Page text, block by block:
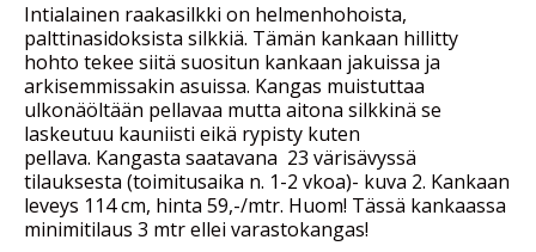
Intialainen raakasilkki on helmenhohoista,
palttinasidoksista silkkiä. Tämän kankaan hillitty
hohto tekee siitä suositun kankaan jakuissa ja
arkisemmissakin asuissa. Kangas muistuttaa
ulkonäöltään pellavaa mutta aitona silkkinä se
laskeutuu kauniisti eikä rypisty kuten
pellava. Kangasta saatavana 23 värisävyssä
tilauksesta (toimitusaika n. 1-2 vkoa)- kuva 2. Kankaan
leveys 114 cm, hinta 59,-/mtr. Huom! Tässä kankaassa
minimitilaus 3 mtr ellei varastokangas!